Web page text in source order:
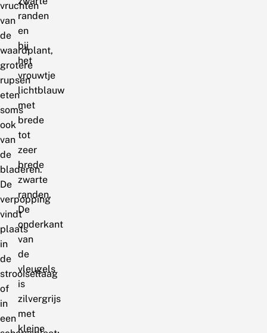
vruchten
van
de
waardplant,
grotere
rupsen
eten
soms
ook
van
de
bladeren.
De
verpopping
vindt
plaats
in
de
strooisellaag
of
in
een
randen
en
bij
het
vrouwtje
lichtblauw
met
brede
tot
zeer
brede
zwarte
randen.
De
onderkant
van
de
vleugels
is
zilvergrijs
met
kleine